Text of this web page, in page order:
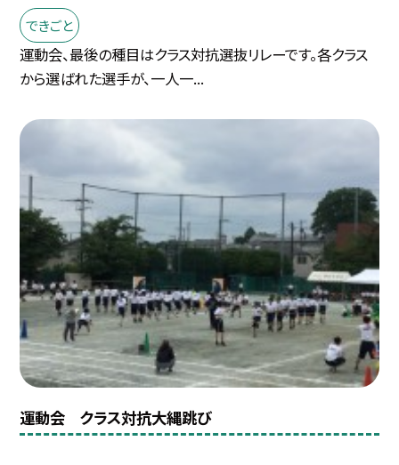
できごと
運動会、最後の種目はクラス対抗選抜リレーです。各クラス
から選ばれた選手が、一人一...
運動会 クラス対抗大縄跳び